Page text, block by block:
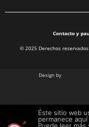
Contacto y
© 2025 Derechos
Design by
Éste sitio web
permanece